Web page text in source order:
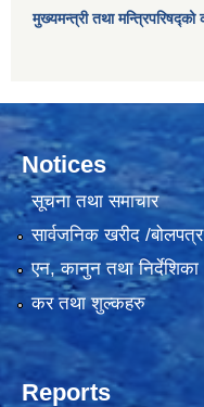
मुख्यमन्त्री तथा मन्त्रिपरिषद्को
Notices
सूचना तथा समाचार
सार्वजनिक खरीद /
एन, कानुन तथा निर्देशिका
कर तथा शुल्कहरु
Reports